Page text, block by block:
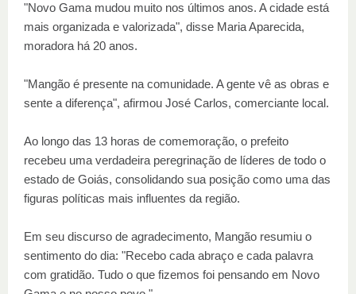
"Novo Gama mudou muito nos últimos anos. A cidade está
mais organizada e valorizada", disse Maria Aparecida,
moradora há 20 anos.
"Mangão é presente na comunidade. A gente vê as obras e
sente a diferença", afirmou José Carlos, comerciante local.
Ao longo das 13 horas de comemoração, o prefeito
recebeu uma verdadeira peregrinação de líderes de todo o
estado de Goiás, consolidando sua posição como uma das
figuras políticas mais influentes da região.
Em seu discurso de agradecimento, Mangão resumiu o
sentimento do dia: "Recebo cada abraço e cada palavra
com gratidão. Tudo o que fizemos foi pensando em Novo